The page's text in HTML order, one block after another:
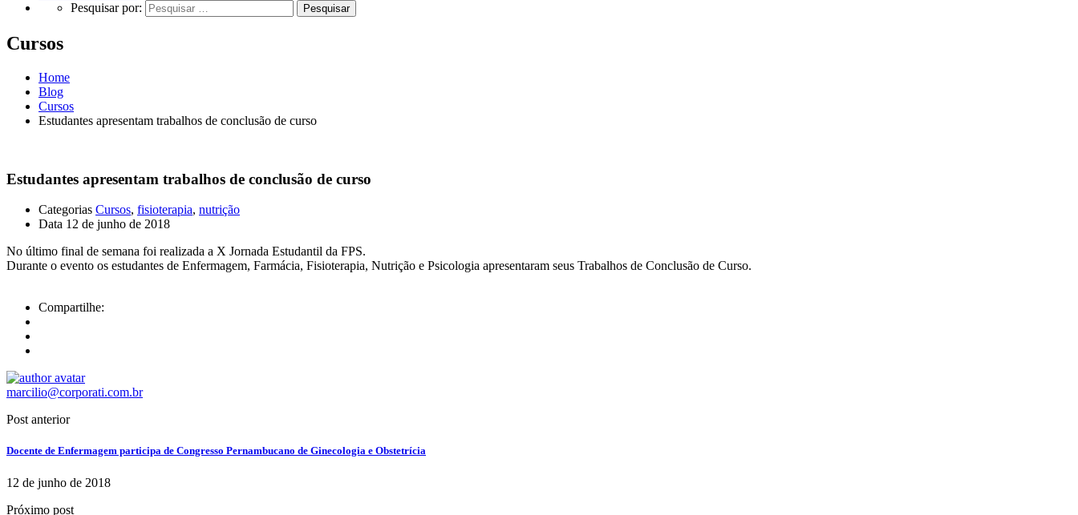
Pesquisar por:
Cursos
Home
Blog
Cursos
Estudantes apresentam trabalhos de conclusão de curso
Estudantes apresentam trabalhos de conclusão de curso
Categorias Cursos, fisioterapia, nutrição
Data 12 de junho de 2018
No último final de semana foi realizada a X Jornada Estudantil da FPS.
Durante o evento os estudantes de Enfermagem, Farmácia, Fisioterapia, Nutrição e Psicologia apresentaram seus Trabalhos de Conclusão de Curso.
Compartilhe:
marcilio@corporati.com.br
Post anterior
Docente de Enfermagem participa de Congresso Pernambucano de Ginecologia e Obstetrícia
12 de junho de 2018
Próximo post